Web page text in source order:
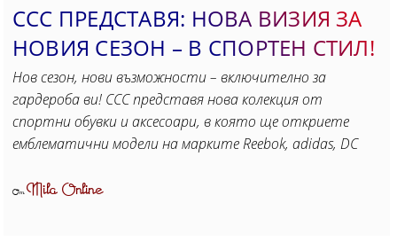
CCC ПРЕДСТАВЯ: НОВА ВИЗИЯ ЗА
НОВИЯ СЕЗОН – В СПОРТЕН СТИЛ!
Нов сезон, нови възможности – включително за
гардероба ви! CCC представя нова колекция от
спортни обувки и аксесоари, в която ще откриете
емблематични модели на марките Reebok, adidas, DC
ОтMila Online